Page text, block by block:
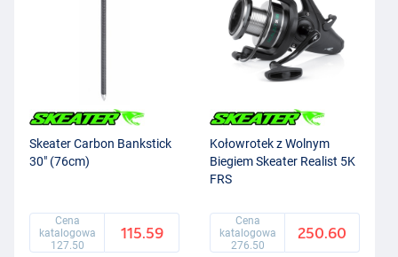
Skeater Carbon Bankstick
30" (76cm)
Cena
katalogowa
127.50
115.59
Kołowrotek z Wolnym
Biegiem Skeater Realist 5K
FRS
Cena
katalogowa
276.50
250.60